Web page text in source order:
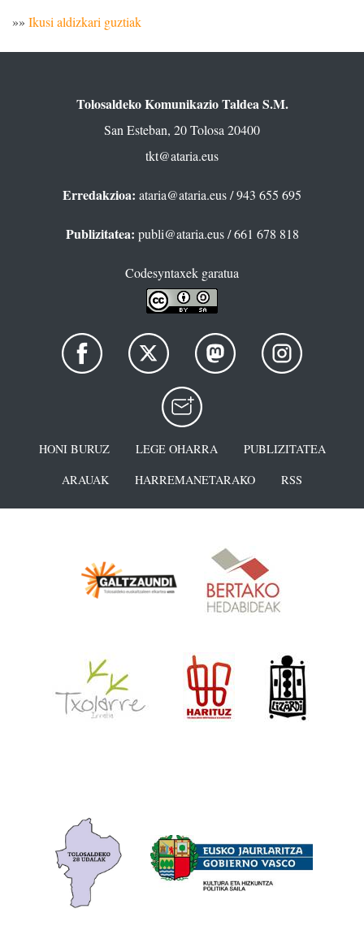
»» Ikusi aldizkari guztiak
Tolosaldeko Komunikazio Taldea S.M.
San Esteban, 20 Tolosa 20400
tkt@ataria.eus
Erredakzioa: ataria@ataria.eus/ 943 655 695
Publizitatea: publi@ataria.eus/ 661 678 818
Codesyntaxek garatua
HONI BURUZ LEGE OHARRA
PUBLIZITATEA
ARAUAK
HARREMANETARAKO RSS